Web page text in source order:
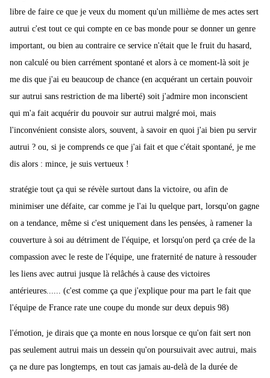
libre de faire ce que je veux du moment qu'un millième de mes actes sert
autrui c'est tout ce qui compte en ce bas monde pour se donner un genre
important, ou bien au contraire ce service n'était que le fruit du hasard,
non calculé ou bien carrément spontané et alors à ce moment-là soit je
me dis que j'ai eu beaucoup de chance (en acquérant un certain pouvoir
sur autrui sans restriction de ma liberté) soit j'admire mon inconscient
qui m'a fait acquérir du pouvoir sur autrui malgré moi, mais
l'inconvénient consiste alors, souvent, à savoir en quoi j'ai bien pu servir
autrui ? ou, si je comprends ce que j'ai fait et que c'était spontané, je me
dis alors : mince, je suis vertueux !
stratégie tout ça qui se révèle surtout dans la victoire, ou afin de
minimiser une défaite, car comme je l'ai lu quelque part, lorsqu'on gagne
on a tendance, même si c'est uniquement dans les pensées, à ramener la
couverture à soi au détriment de l'équipe, et lorsqu'on perd ça crée de la
compassion avec le reste de l'équipe, une fraternité de nature à ressouder
les liens avec autrui jusque là relâchés à cause des victoires
antérieures...... (c'est comme ça que j'explique pour ma part le fait que
l'équipe de France rate une coupe du monde sur deux depuis 98)
l'émotion, je dirais que ça monte en nous lorsque ce qu'on fait sert non
pas seulement autrui mais un dessein qu'on poursuivait avec autrui, mais
ça ne dure pas longtemps, en tout cas jamais au-delà de la durée de